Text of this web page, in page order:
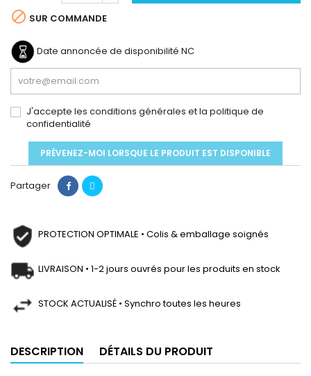
 SUR COMMANDE
Date annoncée de disponibilité NC
J'accepte les conditions générales et la politique de
confidentialité
PRÉVENEZ-MOI LORSQUE LE PRODUIT EST DISPONIBLE
Partager
PROTECTION OPTIMALE • Colis & emballage soignés
LIVRAISON • 1-2 jours ouvrés pour les produits en stock
STOCK ACTUALISÉ • Synchro toutes les heures
DESCRIPTION DÉTAILS DU PRODUIT